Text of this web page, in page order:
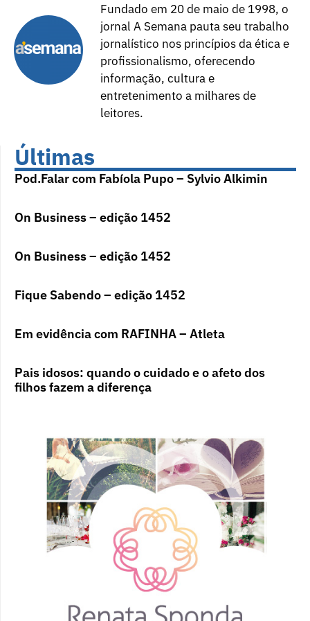
Fundado em 20 de maio de 1998, o
jornal A Semana pauta seu trabalho
jornalístico nos princípios da ética e
profissionalismo, oferecendo
informação, cultura e
entretenimento a milhares de
leitores.
Últimas
Pod.Falar com Fabíola Pupo – Sylvio Alkimin
On Business – edição 1452
On Business – edição 1452
Fique Sabendo – edição 1452
Em evidência com RAFINHA – Atleta
Pais idosos: quando o cuidado e o afeto dos
filhos fazem a diferença